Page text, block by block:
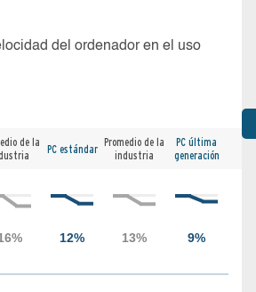
del ordenador en el uso
de la PC estándar Promedio de la
industria
PC última
generación